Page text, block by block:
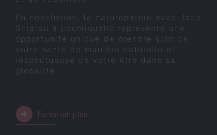
En conclusion, la naturopathie avec Jade
Shiatsu à Locmiquélic représente une
opportunité unique de prendre soin de
votre santé de manière naturelle et
respectueuse de votre être dans sa
globalité.
En savoir plus